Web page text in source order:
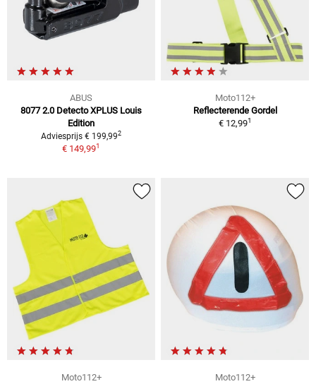
ABUS
8077 2.0 Detecto XPLUS Louis
Edition
Adviesprijs € 199,992
€ 149,991
Moto112+
Reflecterende Gordel
€ 12,991
Moto112+
Moto112+